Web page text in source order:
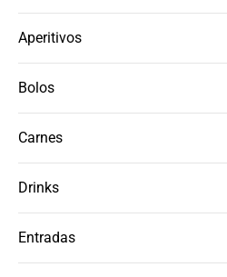
Aperitivos
Bolos
Carnes
Drinks
Entradas